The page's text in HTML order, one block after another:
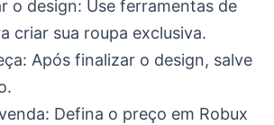
o design: Use ferramentas de
criar sua roupa exclusiva.
Após finalizar o design, salve
Defina o preço em Robux